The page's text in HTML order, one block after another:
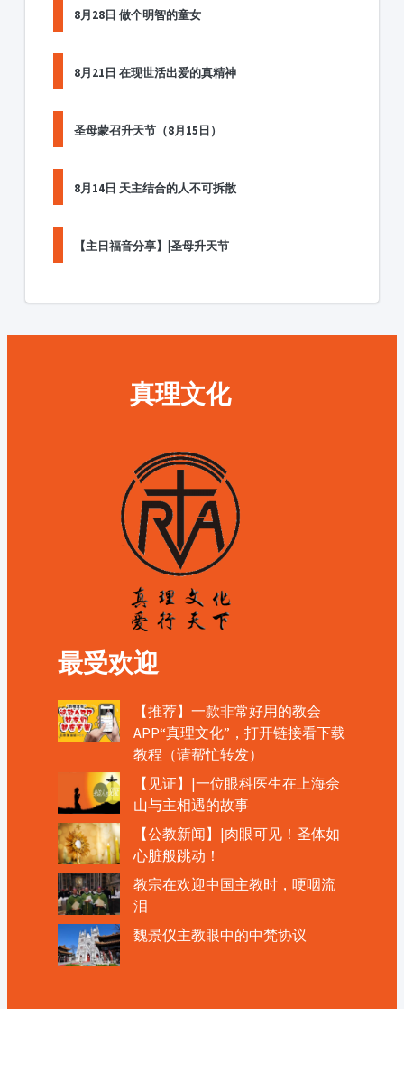
8月28日 做个明智的童女
8月21日 在现世活出爱的真精神
圣母蒙召升天节（8月15日）
8月14日 天主结合的人不可拆散
【主日福音分享】|圣母升天节
真理文化
最受欢迎
【推荐】一款非常好用的教会
APP“真理文化”，打开链接看下载
教程（请帮忙转发）
【见证】|一位眼科医生在上海佘
山与主相遇的故事
【公教新闻】|肉眼可见！圣体如
心脏般跳动！
教宗在欢迎中国主教时，哽咽流
泪
魏景仪主教眼中的中梵协议